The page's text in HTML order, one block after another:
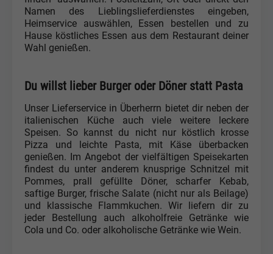
Namen des Lieblingslieferdienstes eingeben,
Heimservice auswählen, Essen bestellen und zu
Hause köstliches Essen aus dem Restaurant deiner
Wahl genießen.
Du willst lieber Burger oder Döner statt Pasta
Unser Lieferservice in Überherrn bietet dir neben der
italienischen Küche auch viele weitere leckere
Speisen. So kannst du nicht nur köstlich krosse
Pizza und leichte Pasta, mit Käse überbacken
genießen. Im Angebot der vielfältigen Speisekarten
findest du unter anderem knusprige Schnitzel mit
Pommes, prall gefüllte Döner, scharfer Kebab,
saftige Burger, frische Salate (nicht nur als Beilage)
und klassische Flammkuchen. Wir liefern dir zu
jeder Bestellung auch alkoholfreie Getränke wie
Cola und Co. oder alkoholische Getränke wie Wein.